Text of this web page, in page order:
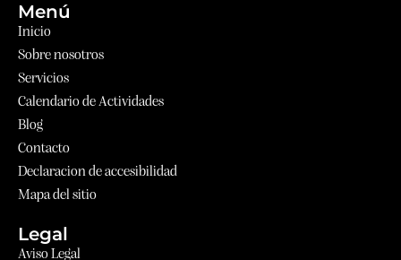
Menú
Inicio
Sobre nosotros
Servicios
Calendario de Actividades
Blog
Contacto
Declaracion de accesibilidad
Mapa del sitio
Legal
Aviso Legal